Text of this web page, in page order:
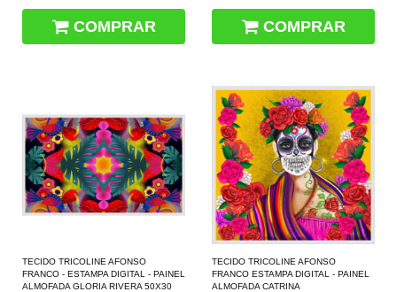
COMPRAR COMPRAR
TECIDO TRICOLINE AFONSO
FRANCO - ESTAMPA DIGITAL - PAINEL
ALMOFADA GLORIA RIVERA 50X30
TECIDO TRICOLINE AFONSO
FRANCO ESTAMPA DIGITAL - PAINEL
ALMOFADA CATRINA